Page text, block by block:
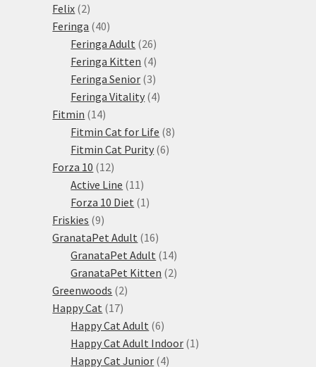
Felix 22
produkty
Feringa 4040
produktů
Feringa Adult 2626
produktů
Feringa Kitten 44
produkty
Feringa Senior 33
produkty
Feringa Vitality 44
Fitmin 1414
produktů
Fitmin Cat for Life 88
Fitmin Cat Purity 66
Forza 10 1212
produktů
Active Line 11 11
produktů
Forza 10 Diet 1 1
Friskies 99
produktů
GranataPet Adult 1616
produktů
GranataPet Adult 1414
produktů
GranataPet Kitten 22
Greenwoods 22
Happy Cat 1717
produktů
Happy Cat Adult 66
produktů
Happy Cat Adult Indoor 1 1
Happy Cat Junior 44